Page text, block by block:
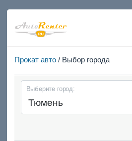
Прокат авто/ Выбор города
Выберите город: